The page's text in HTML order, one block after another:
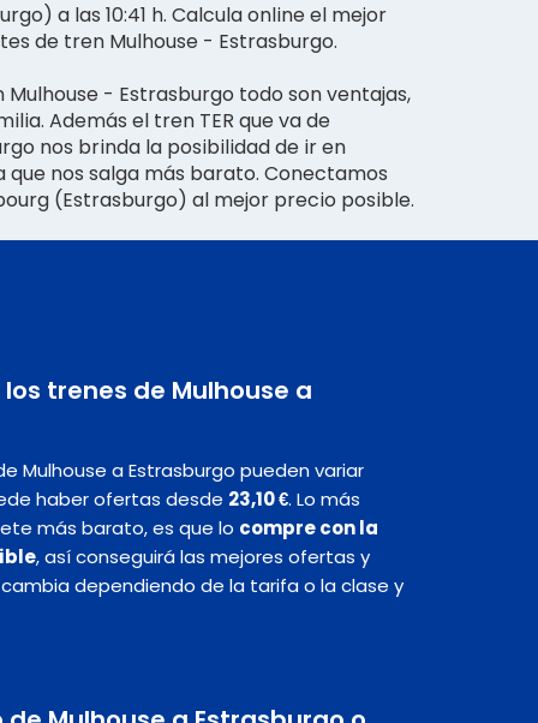
a las 10:41 h. Calcula online el mejor
de tren Mulhouse - Estrasburgo.
Mulhouse - Estrasburgo todo son ventajas,
Además el tren TER que va de
nos brinda la posibilidad de ir en
nos salga más barato. Conectamos
(Estrasburgo) al mejor precio posible.
trenes de Mulhouse a
Mulhouse a Estrasburgo pueden variar
haber ofertas desde 23,10 €. Lo más
más barato, es que lo compre con la
, así conseguirá las mejores ofertas y
dependiendo de la tarifa o la clase y